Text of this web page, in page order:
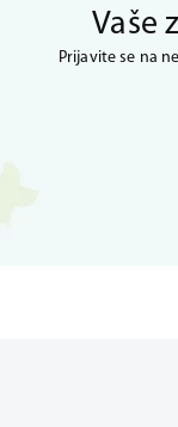
Vaše
Prijavite se na